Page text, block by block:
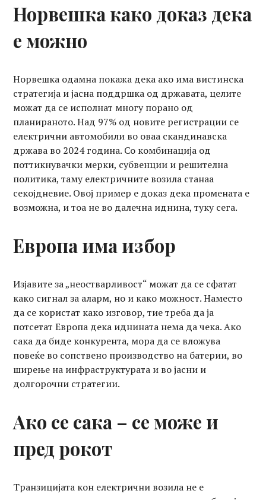
Норвешка како доказ дека
е можно
Норвешка одамна покажа дека ако има вистинска
стратегија и јасна поддршка од државата, целите
можат да се исполнат многу порано од
планираното. Над 97% од новите регистрации се
електрични автомобили во оваа скандинавска
држава во 2024 година. Со комбинација од
поттикнувачки мерки, субвенции и решителна
политика, таму електричните возила станаа
секојдневие. Овој пример е доказ дека промената е
возможна, и тоа не во далечна иднина, туку сега.
Европа има избор
Изјавите за „неостварливост“ можат да се сфатат
како сигнал за аларм, но и како можност. Наместо
да се користат како изговор, тие треба да ја
потсетат Европа дека иднината нема да чека. Ако
сака да биде конкурента, мора да се вложува
повеќе во сопствено производство на батерии, во
ширење на инфраструктурата и во јасни и
долгорочни стратегии.
Ако се сака – се може и
пред рокот
Транзицијата кон електрични возила не е